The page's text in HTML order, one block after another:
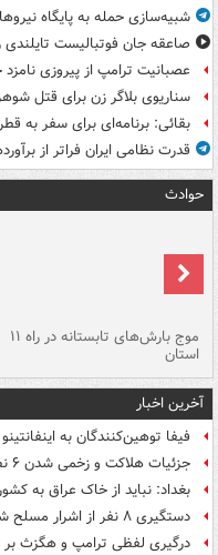
شبیه‌سازی حمله به پایگاه
صاعقه جان فوتبالیست تایلندی
عصبانیت ترامپ از پیروزی
سناریوی بلاگر زن برای قتل
بقائی: برنامه‌ای برای سفر به
قدرت نظامی ایران فراتر از
حوادث
موج بارش‌های تابستانه در راه ۱۱
استان
آخرین اخبار
فیفا توهین‌کنندگان به
جزئیات هلاکت و زخمی شدن ۶ نظامی صهیونیست در جنوب لبنان
بغداد: نباید از خاک عراق به
دستگیری ۸ نفر از اشرار مسلح شاخص و مرتبطین گروهک های تروریستی
درگیری لفظی ترامپ و هگزث